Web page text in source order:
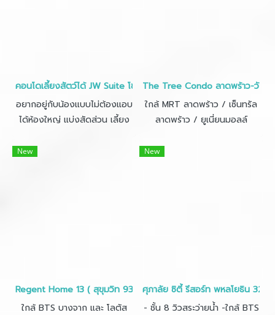
คอนโดเลี้ยงสัตว์ได้ JW Suite โชคชัย4 •ห้อง 33 ตร.ม.
อยากอยู่กับน้องแบบไม่ต้องแอบ
ได้ห้องใหญ่ แบ่งสัดส่วน เลี้ยง
เลย ถูกกว่าเช่า เฟอร์ใหม่ ฟรีโอน
The Tree Condo ลาดพร้าว-วังหิ
ใกล้ MRT ลาดพร้าว / เซ็นทรัล
ลาดพร้าว / ยูเนี่ยนมอลล์
New
Regent Home 13 ( สุขุมวิท 93 ) • ขนาด 31ตร.ม.
ใกล้ BTS บางจาก และ โลตัส
New
ศุภาลัย ซิตี้ รีสอร์ท พหลโยธิน 32 •
- ชั้น 8 วิวสระว่ายน้ำ -ใกล้ BTS